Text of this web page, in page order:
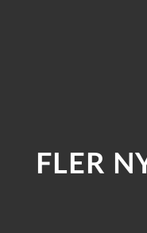
FLER